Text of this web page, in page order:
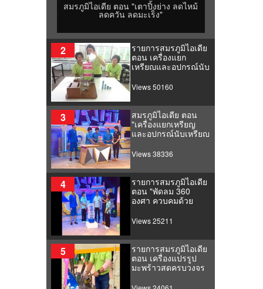
สมรภูมิไอเดีย ตอน "เตาปิ้งย่าง ลดไหม้
ลดควัน ลดมะเร็ง"
2
รายการสมรภูมิไอเดีย
ตอน เครื่องแยก
เหรียญและอุปกรณ์นับ
Views 50160
3
สมรภูมิไอเดีย ตอน
"เครื่องแยกเหรียญ
และอุปกรณ์นับเหรียญ
Views 38336
4
รายการสมรภูมิไอเดีย
ตอน "พัดลม 360
องศา ควบคุมด้วย
Views 25211
5
รายการสมรภูมิไอเดีย
ตอน เครื่องแปรรูป
มะพร้าวสดครบวงจร